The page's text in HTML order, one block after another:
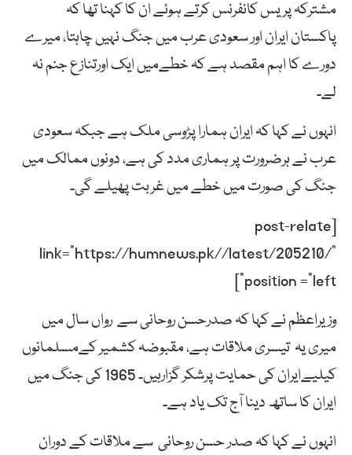
مشترکہ پریس کانفرنس کرتے ہوئے ان کا کہنا تھا کہ
پاکستان ایران اور سعودی عرب میں جنگ نہیں چاہتا، میرے
دورے کا اہم مقصد ہے کہ خطےمیں ایک اورتنازع جنم نہ
لے۔
انہوں نے کہا کہ ایران ہمارا پڑوسی ملک ہے جبکہ سعودی
عرب نے ہرضرورت پر ہماری مدد کی ہے، دونوں ممالک میں
جنگ کی صورت میں خطے میں غربت پھیلے گی۔
[post-relate
link=”https://humnews.pk//latest/205210/”
position =”left”]
وزیراعظم نے کہا کہ صدرحسن روحانی سے رواں سال میں
میری یہ تیسری ملاقات ہے، مقبوضہ کشمیر کےمسلمانوں
کیلیےایران کی حمایت پرشکر گزارہیں۔ 1965 کی جنگ میں
ایران کا ساتھ دینا آج تک یاد ہے۔
انہوں نے کہا کہ صدر حسن روحانی سے ملاقات کے دوران